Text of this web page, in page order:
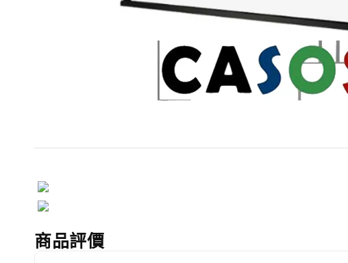
商品評價